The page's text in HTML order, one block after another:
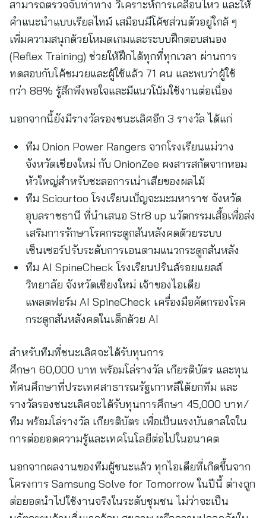
สามารถตรวจจับท่าทาง วิเคราะห์การเคลื่อนไหว และให้
คำแนะนำแบบเรียลไทม์ เสมือนมีโค้ชส่วนตัวอยู่ใกล้ ๆ
เพิ่มความสนุกด้วยโหมดเกมและระบบฝึกตอบสนอง
(Reflex Training) ช่วยให้ฝึกได้ทุกที่ทุกเวลา ผ่านการ
ทดสอบกับโค้ชมวยและผู้ใช้แล้ว 71 คน และพบว่าผู้ใช้
กว่า 88% รู้สึกพึงพอใจและมีแนวโน้มใช้งานต่อเนื่อง
นอกจากนี้ยังมีรางวัลรองชนะเลิศอีก 3 รางวัล ได้แก่
ทีม Onion Power Rangers จากโรงเรียนแม่วาง
จังหวัดเชียงใหม่ กับ OnionZee ผงสารสกัดจากหอม
หัวใหญ่สำหรับชะลอการเน่าเสียของผลไม้
ทีม Sciourtoo โรงเรียนเบ็ญจะมะมหาราช จังหวัด
อุบลราชธานี ที่นำเสนอ Str8 up นวัตกรรมเสื้อเพื่อส่ง
เสริมการรักษาโรคกระดูกสันหลังคดด้วยระบบ
เซ็นเซอร์ปรับระดับการเอนตามแนวกระดูกสันหลัง
ทีม AI SpineCheck โรงเรียนปรินส์รอยแยลส์
วิทยาลัย จังหวัดเชียงใหม่ เจ้าของไอเดีย
แพลตฟอร์ม AI SpineCheck เครื่องมือคัดกรองโรค
กระดูกสันหลังคดในเด็กด้วย AI
สำหรับทีมที่ชนะเลิศจะได้รับทุนการ
ศึกษา 60,000 บาท พร้อมโล่รางวัล เกียรติบัตร และทุน
ทัศนศึกษาที่ประเทศสาธารณรัฐเกาหลีใต้ยกทีม และ
รางวัลรองชนะเลิศจะได้รับทุนการศึกษา 45,000 บาท/
ทีม พร้อมโล่รางวัล เกียรติบัตร เพื่อเป็นแรงบันดาลใจใน
การต่อยอดความรู้และเทคโนโลยีต่อไปในอนาคต
นอกจากผลงานของทีมผู้ชนะแล้ว ทุกไอเดียที่เกิดขึ้นจาก
โครงการ Samsung Solve for Tomorrow ในปีนี้ ต่างถูก
ต่อยอดนำไปใช้งานจริงในระดับชุมชน ไม่ว่าจะเป็น